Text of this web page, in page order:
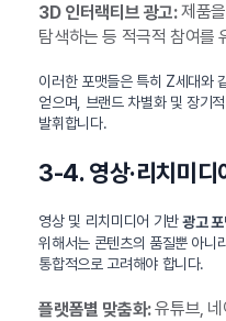
3D 인터랙티브 광고:제품
탐색하는 등 적극적 참여를
이러한 포맷들은 특히 Z세대와
얻으며, 브랜드 차별화 및 장기
발휘합니다.
3-4. 영상·리치미디
영상 및 리치미디어 기반광고
위해서는 콘텐츠의 품질뿐 아니
통합적으로 고려해야 합니다.
플랫폼별 맞춤화:유튜브, 네